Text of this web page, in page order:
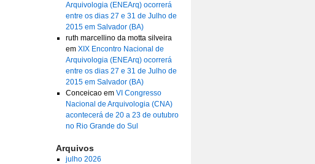
Arquivologia (ENEArq) ocorrerá
entre os dias 27 e 31 de Julho de
2015 em Salvador (BA)
ruth marcellino da motta silveira
em XIX Encontro Nacional de
Arquivologia (ENEArq) ocorrerá
entre os dias 27 e 31 de Julho de
2015 em Salvador (BA)
Conceicaoem VI Congresso
Nacional de Arquivologia (CNA)
acontecerá de 20 a 23 de outubro
no Rio Grande do Sul
Arquivos
julho 2026